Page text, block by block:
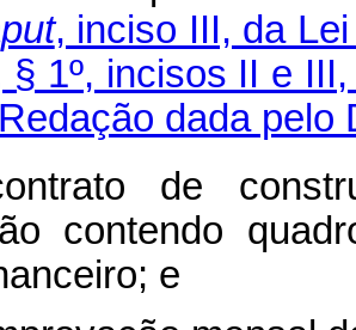
, inciso III, da
§ 1º, incisos II e
dada pelo
de
contendo
e